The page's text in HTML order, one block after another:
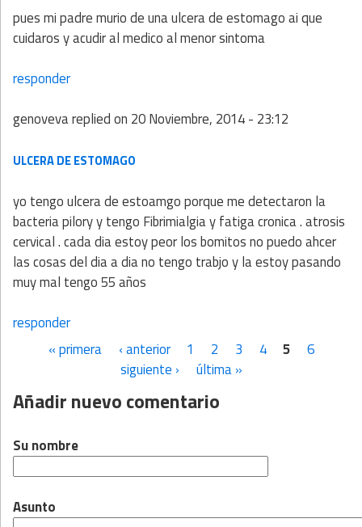
pues mi padre murio de una ulcera de estomago ai que
cuidaros y acudir al medico al menor sintoma
responder
genovevareplied on 20 Noviembre, 2014 - 23:12
ULCERA DE ESTOMAGO
yo tengo ulcera de estoamgo porque me detectaron la
bacteria pilory y tengo Fibrimialgia y fatiga cronica . atrosis
cervical . cada dia estoy peor los bomitos no puedo ahcer
las cosas del dia a dia no tengo trabjo y la estoy pasando
muy mal tengo 55 años
responder
Páginas
« primera ‹ anterior 1 2 3 4 5
6
siguiente ›
última »
Añadir nuevo comentario
Su nombre
Asunto